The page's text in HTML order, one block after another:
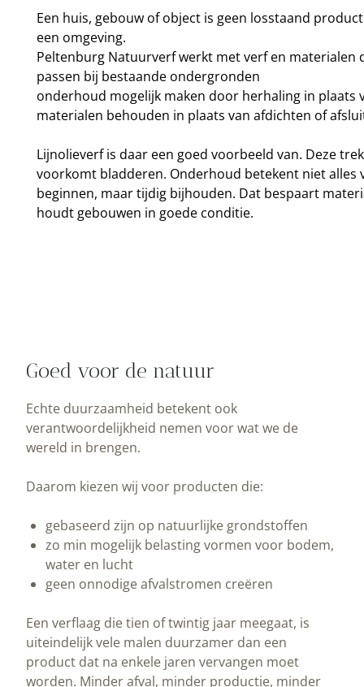
Een huis, gebouw of object is geen losstaand
een omgeving.
Peltenburg Natuurverf werkt met verf en materialen
passen bij bestaande ondergronden
onderhoud mogelijk maken door herhaling in plaats
materialen behouden in plaats van afdichten of
Lijnolieverf is daar een goed voorbeeld van. Deze
voorkomt bladderen. Onderhoud betekent niet alles
beginnen, maar tijdig bijhouden. Dat bespaart
houdt gebouwen in goede conditie.
Goed voor de natuur
Echte duurzaamheid betekent ook
verantwoordelijkheid nemen voor wat we de
wereld in brengen.
Daarom kiezen wij voor producten die:
gebaseerd zijn op natuurlijke grondstoffen
zo min mogelijk belasting vormen voor bodem,
water en lucht
geen onnodige afvalstromen creëren
Een verflaag die tien of twintig jaar meegaat, is
uiteindelijk vele malen duurzamer dan een
product dat na enkele jaren vervangen moet
worden. Minder afval, minder productie, minder